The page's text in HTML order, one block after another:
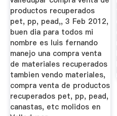
productos recuperados
pet, pp, pead,, 3 Feb 2012,
buen dia para todos mi
nombre es luis fernando
manejo una compra venta
de materiales recuperados
tambien vendo materiales,
compra venta de productos
recuperados pet, pp, pead,
canastas, etc molidos en